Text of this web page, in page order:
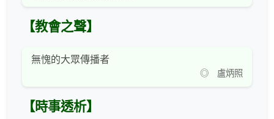
【教會之聲】
無愧的大眾傳播者
◎ 盧炳照
【時事透析】